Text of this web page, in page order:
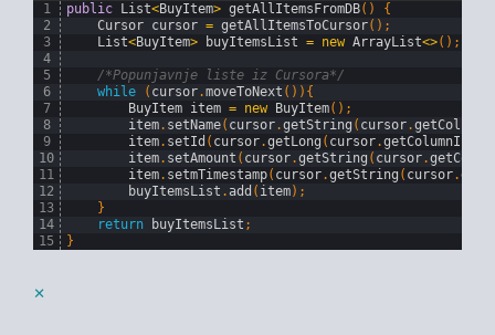
1
2
3
4
5
6
7
8
9
10
11
12
13
14
15
public List<BuyItem> getAllItemsFromDB( )
{
Cursor cursor = getAllItemsToCursor( ) ;
List<BuyItem> buyItemsList = new ArrayList<>( ) ;
/*Popunjavnje liste iz Cursora*/
while
( cursor.moveToNext ( ) ) {
BuyItem item = new BuyItem( ) ;
item. setName( cursor.getString ( cursor.
item. setId ( cursor.getLong ( cursor.getColumnIndex
item. setAmount ( cursor.getString ( cursor.
item. setmTimestamp( cursor.getString ( cursor.
buyItemsList . add ( item) ;
}
return
buyItemsList ;
}
×